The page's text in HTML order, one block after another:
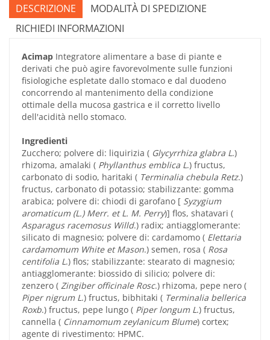
DESCRIZIONE
MODALITÀ DI SPEDIZIONE
RICHIEDI INFORMAZIONI
Acimap Integratore alimentare a base di piante e
derivati che può agire favorevolmente sulle funzioni
fisiologiche espletate dallo stomaco e dal duodeno
concorrendo al mantenimento della condizione
ottimale della mucosa gastrica e il corretto livello
dell'acidità nello stomaco.
Ingredienti
Zucchero; polvere di: liquirizia ( Glycyrrhiza glabra L.)
rhizoma, amalaki ( Phyllanthus emblica L.) fructus,
carbonato di sodio, haritaki ( Terminalia chebula Retz.)
fructus, carbonato di potassio; stabilizzante: gomma
arabica; polvere di: chiodi di garofano [ Syzygium
aromaticum (L.) Merr. et L. M. Perry)] flos, shatavari (
Asparagus racemosus Willd.) radix; antiagglomerante:
silicato di magnesio; polvere di: cardamomo ( Elettaria
cardamomum White et Mason.) semen, rosa ( Rosa
centifolia L.) flos; stabilizzante: stearato di magnesio;
antiagglomerante: biossido di silicio; polvere di:
zenzero ( Zingiber officinale Rosc.) rhizoma, pepe nero (
Piper nigrum L.) fructus, bibhitaki ( Terminalia bellerica
Roxb.) fructus, pepe lungo ( Piper longum L.) fructus,
cannella ( Cinnamomum zeylanicum Blume) cortex;
agente di rivestimento: HPMC.